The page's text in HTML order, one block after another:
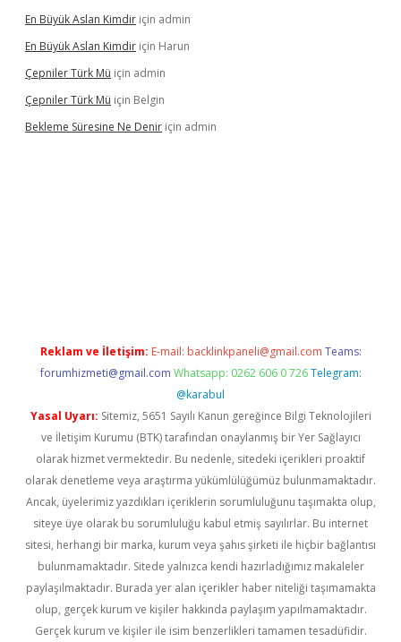
En Büyük Aslan Kimdir için admin
En Büyük Aslan Kimdir için Harun
Çepniler Türk Mü için admin
Çepniler Türk Mü için Belgin
Bekleme Süresine Ne Denir için admin
Reklam ve İletişim: E-mail: backlinkpaneli@gmail.com Teams:
forumhizmeti@gmail.com Whatsapp: 0262 606 0 726 Telegram:
@karabul
Yasal Uyarı: Sitemiz, 5651 Sayılı Kanun gereğince Bilgi Teknolojileri
ve İletişim Kurumu (BTK) tarafından onaylanmış bir Yer Sağlayıcı
olarak hizmet vermektedir. Bu nedenle, sitedeki içerikleri proaktif
olarak denetleme veya araştırma yükümlülüğümüz bulunmamaktadır.
Ancak, üyelerimiz yazdıkları içeriklerin sorumluluğunu taşımakta olup,
siteye üye olarak bu sorumluluğu kabul etmiş sayılırlar. Bu internet
sitesi, herhangi bir marka, kurum veya şahıs şirketi ile hiçbir bağlantısı
bulunmamaktadır. Sitede yalnızca kendi hazırladığımız makaleler
paylaşılmaktadır. Burada yer alan içerikler haber niteliği taşımamakta
olup, gerçek kurum ve kişiler hakkında paylaşım yapılmamaktadır.
Gerçek kurum ve kişiler ile isim benzerlikleri tamamen tesadüfidir.